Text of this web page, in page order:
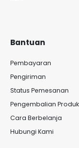
Bantuan
Pembayaran
Pengiriman
Status Pemesanan
Pengembalian Produk
Cara Berbelanja
Hubungi Kami